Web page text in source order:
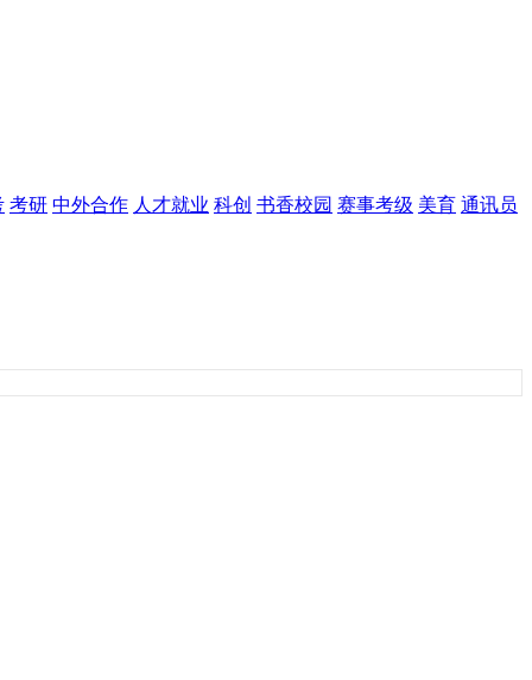
考研 中外合作 人才就业 科创 书香校园 赛事考级 美育 通讯员